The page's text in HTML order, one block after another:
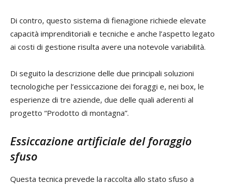
Di contro, questo sistema di fienagione richiede elevate
capacità imprenditoriali e tecniche e anche l’aspetto legato
ai costi di gestione risulta avere una notevole variabilità.
Di seguito la descrizione delle due principali soluzioni
tecnologiche per l’essiccazione dei foraggi e, nei box, le
esperienze di tre aziende, due delle quali aderenti al
progetto “Prodotto di montagna”.
Essiccazione artificiale del foraggio
sfuso
Questa tecnica prevede la raccolta allo stato sfuso a